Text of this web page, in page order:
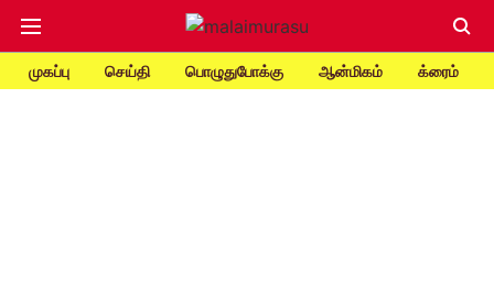
முகப்பு செய்தி பொழுதுபோக்கு ஆன்மிகம் க்ரைம்